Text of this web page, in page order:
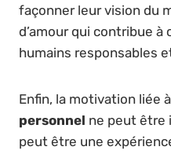
façonner leur vision du
d’amour qui contribue
humains responsables
Enfin, la motivation liée à
personnel ne peut être
peut être une